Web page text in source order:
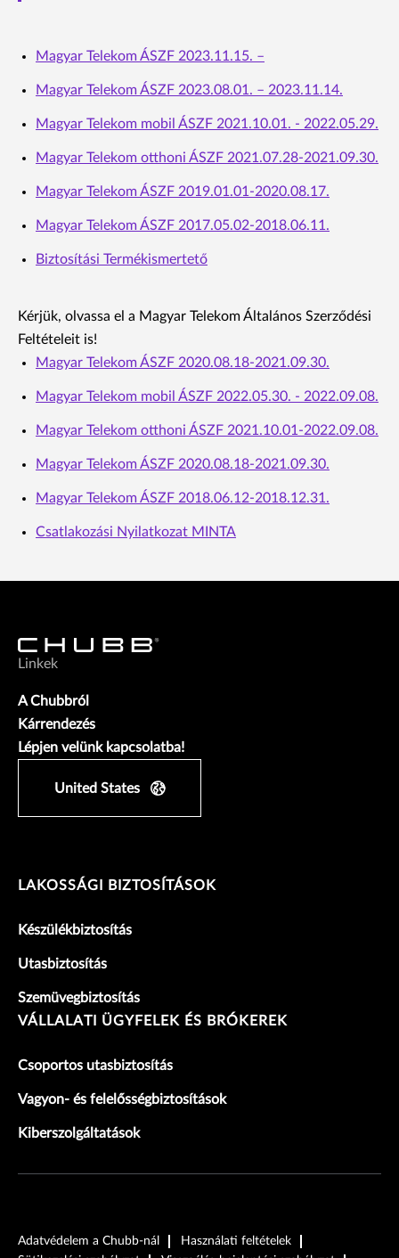
Magyar Telekom ÁSZF 2023.11.15. –
Magyar Telekom ÁSZF 2023.08.01. – 2023.11.14.
Magyar Telekom mobil ÁSZF 2021.10.01. - 2022.05.29.
Magyar Telekom otthoni ÁSZF 2021.07.28-2021.09.30.
Magyar Telekom ÁSZF 2019.01.01-2020.08.17.
Magyar Telekom ÁSZF 2017.05.02-2018.06.11.
Biztosítási Termékismertető
Kérjük, olvassa el a Magyar Telekom Általános Szerződési
Feltételeit is!
Magyar Telekom ÁSZF 2020.08.18-2021.09.30.
Magyar Telekom mobil ÁSZF 2022.05.30. - 2022.09.08.
Magyar Telekom otthoni ÁSZF 2021.10.01-2022.09.08.
Magyar Telekom ÁSZF 2020.08.18-2021.09.30.
Magyar Telekom ÁSZF 2018.06.12-2018.12.31.
Csatlakozási Nyilatkozat MINTA
Linkek
A Chubbról
Kárrendezés
Lépjen velünk kapcsolatba!
United States
LAKOSSÁGI BIZTOSÍTÁSOK
Készülékbiztosítás
Utasbiztosítás
Szemüvegbiztosítás
VÁLLALATI ÜGYFELEK ÉS BRÓKEREK
Csoportos utasbiztosítás
Vagyon- és felelősségbiztosítások
Kiberszolgáltatások
Adatvédelem a Chubb-nál
Használati feltételek